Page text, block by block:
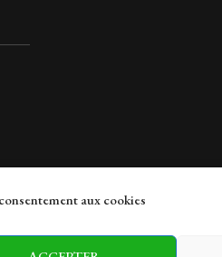
aux cookies